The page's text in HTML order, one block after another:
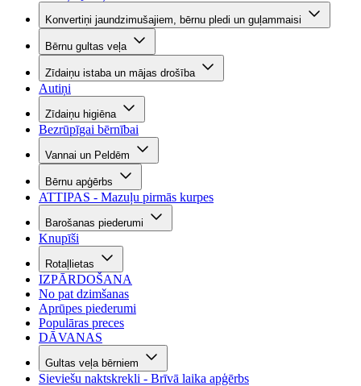
Konvertiņi jaundzimušajiem, bērnu pledi un guļammaisi
Bērnu gultas veļa
Zīdaiņu istaba un mājas drošība
Autiņi
Zīdaiņu higiēna
Bezrūpīgai bērnībai
Vannai un Peldēm
Bērnu apģērbs
ATTIPAS - Mazuļu pirmās kurpes
Barošanas piederumi
Knupīši
Rotaļlietas
IZPĀRDOŠANA
No pat dzimšanas
Aprūpes piederumi
Populāras preces
DĀVANAS
Gultas veļa bērniem
Sieviešu naktskrekli - Brīvā laika apģērbs